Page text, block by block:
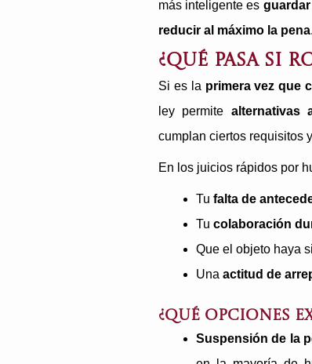
más inteligente es
reducir al máximo la pena
¿Qué pasa si
Si es la primera vez que
ley permite alternativas
cumplan ciertos requisitos
En los juicios rápidos por
Tu falta de
Tu colaboración
Que el objeto haya
Una actitud de
¿Qué opciones
Suspensión de la